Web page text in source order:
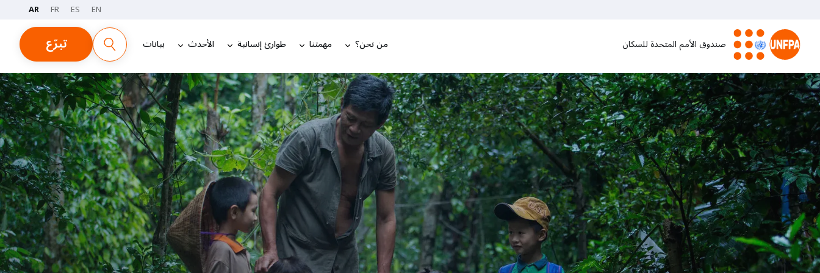
المحتوى
الرئيسي
EN
ES
FR
AR
صندوق الأمم المتحدة للسكان من نحن؟ مهمتنا طوارئ إنسانية الأحدث بيانات تبرّع
M
a
i
n
n
a